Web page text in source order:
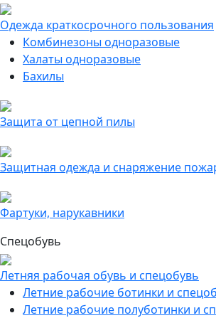
Одежда краткосрочного пользования
Комбинезоны одноразовые
Халаты одноразовые
Бахилы
Защита от цепной пилы
Защитная одежда и снаряжение
Фартуки, нарукавники
Спецобувь
Летняя рабочая обувь и спецобувь
Летние рабочие ботинки и
Летние рабочие полуботинки и